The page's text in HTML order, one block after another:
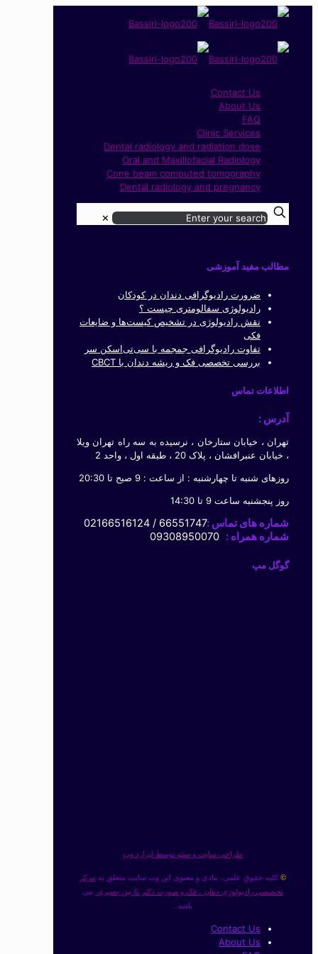
Contact Us
About Us
FAQ
Clinic Services
Dental radiology and radiation dose
Oral and Maxillofacial Radiology
Cone beam computed tomography
Dental radiology and pregnancy
✕
مطالب مفید آموزشی
ضرورت رادیوگرافی دندان در کودکان
رادیولوژی سفالومتری چیست ؟
نقش رادیولوژی در تشخیص کیست‌ها و ضایعات
فکی
تفاوت رادیوگرافی جمجمه با سی‌تی‌اسکن سر
بررسی تخصصی فک و ریشه دندان با CBCT
اطلاعات تماس
آدرس :
تهران ، خیابان ستارخان ، نرسیده به سه راه تهران ویلا
، خیابان عنبرافشان ، پلاک 20 ، طبقه اول ، واحد 2
روزهای شنبه تا چهارشنبه : از ساعت : 9 صبح تا 20:30
روز پنجشنبه ساعت 9 تا 14:30
شماره های تماس :66551747 / 02166516124
شماره همراه : 09308950070
گوگل مپ
طراحی سایت و سئو توسط لیزارد وب
© کلیه حقوق علمی، مادی و معنوی این وب سایت متعلق به مرکز
تخصصی رادیولوژی دهان ، فک و صورت دکتر نازنین بصیری
می
باشد .
Contact Us
About Us